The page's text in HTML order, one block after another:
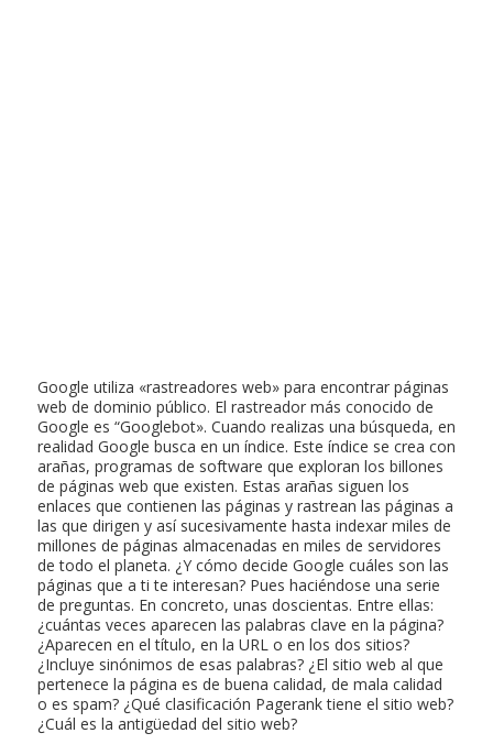
Google utiliza «rastreadores web» para encontrar páginas
web de dominio público. El rastreador más conocido de
Google es “Googlebot». Cuando realizas una búsqueda, en
realidad Google busca en un índice. Este índice se crea con
arañas, programas de software que exploran los billones
de páginas web que existen. Estas arañas siguen los
enlaces que contienen las páginas y rastrean las páginas a
las que dirigen y así sucesivamente hasta indexar miles de
millones de páginas almacenadas en miles de servidores
de todo el planeta. ¿Y cómo decide Google cuáles son las
páginas que a ti te interesan? Pues haciéndose una serie
de preguntas. En concreto, unas doscientas. Entre ellas:
¿cuántas veces aparecen las palabras clave en la página?
¿Aparecen en el título, en la URL o en los dos sitios?
¿Incluye sinónimos de esas palabras? ¿El sitio web al que
pertenece la página es de buena calidad, de mala calidad
o es spam? ¿Qué clasificación Pagerank tiene el sitio web?
¿Cuál es la antigüedad del sitio web?